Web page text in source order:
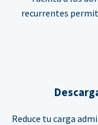
recurrentes
Reduce tu carga